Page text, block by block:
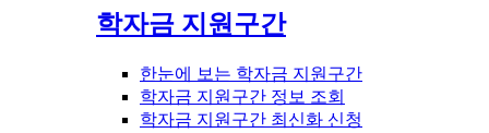
학자금 지원구간
한눈에 보는 학자금 지원구간
학자금 지원구간 정보 조회
학자금 지원구간 최신화 신청